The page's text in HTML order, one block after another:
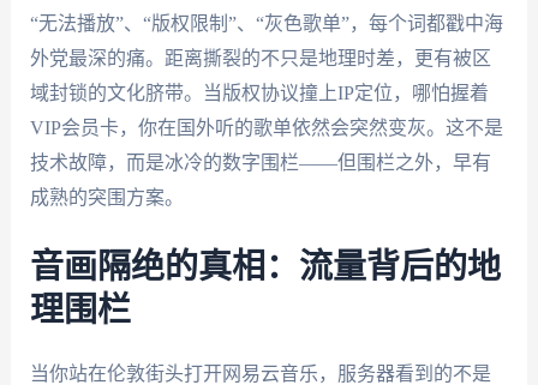
“无法播放”、“版权限制”、“灰色歌单”，每个词都戳中海
外党最深的痛。距离撕裂的不只是地理时差，更有被区
域封锁的文化脐带。当版权协议撞上IP定位，哪怕握着
VIP会员卡，你在国外听的歌单依然会突然变灰。这不是
技术故障，而是冰冷的数字围栏——但围栏之外，早有
成熟的突围方案。
音画隔绝的真相：流量背后的地
理围栏
当你站在伦敦街头打开网易云音乐，服务器看到的不是